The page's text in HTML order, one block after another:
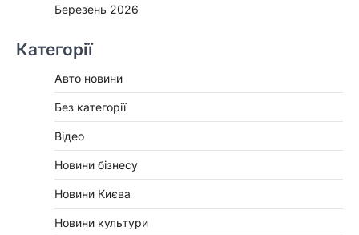
Березень 2026
Категорії
Авто новини
Без категорії
Відео
Новини бізнесу
Новини Києва
Новини культури